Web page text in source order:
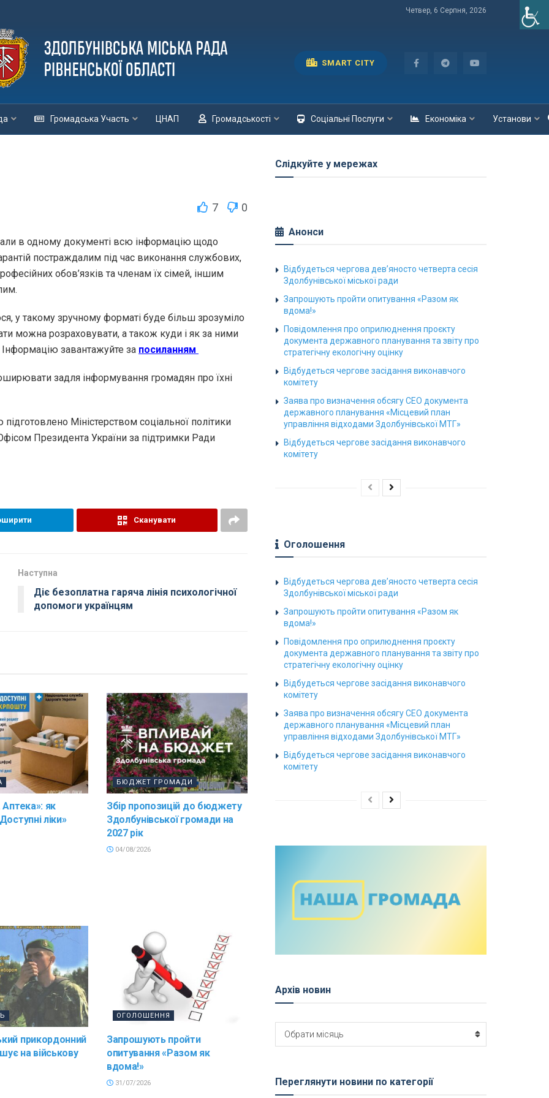
Четвер, 6 Серпня, 2026
SMART CITY
Громадська Участь ЦНАП Громадськості Соціальні Послуги Економіка Установи
7 0
в одному документі всю інформацію щодо
постраждалим під час виконання службових,
обов’язків та членам їх сімей, іншим
у такому зручному форматі буде більш зрозуміло
можна розраховувати, а також куди і як за ними
Інформацію завантажуйте за посиланням
задля інформування громадян про їхні
Міністерством соціальної політики
Президента України за підтримки Ради
Сканувати
Наступна
Діє безоплатна гаряча лінія психологічної
допомоги українцям
як
ліки»
БЮДЖЕТ ГРОМАДИ
Збір пропозицій до бюджету
Здолбунівської громади на
2027 рік
04/08/2026
прикордонний
на військову
ОГОЛОШЕННЯ
Запрошують пройти
опитування «Разом як
вдома!»
31/07/2026
Слідкуйте у мережах
Анонси
Відбудеться чергова дев’яносто четверта сесія
Здолбунівської міської ради
Запрошують пройти опитування «Разом як
вдома!»
Повідомлення про оприлюднення проєкту
документа державного планування та звіту про
стратегічну екологічну оцінку
Відбудеться чергове засідання виконавчого
комітету
Заява про визначення обсягу СЕО документа
державного планування «Місцевий план
управління відходами Здолбунівської МТГ»
Відбудеться чергове засідання виконавчого
комітету
Оголошення
Відбудеться чергова дев’яносто четверта сесія
Здолбунівської міської ради
Запрошують пройти опитування «Разом як
вдома!»
Повідомлення про оприлюднення проєкту
документа державного планування та звіту про
стратегічну екологічну оцінку
Відбудеться чергове засідання виконавчого
комітету
Заява про визначення обсягу СЕО документа
державного планування «Місцевий план
управління відходами Здолбунівської МТГ»
Відбудеться чергове засідання виконавчого
комітету
Архів новин
Архів
новин
Обрати місяць
Переглянути новини по категорії